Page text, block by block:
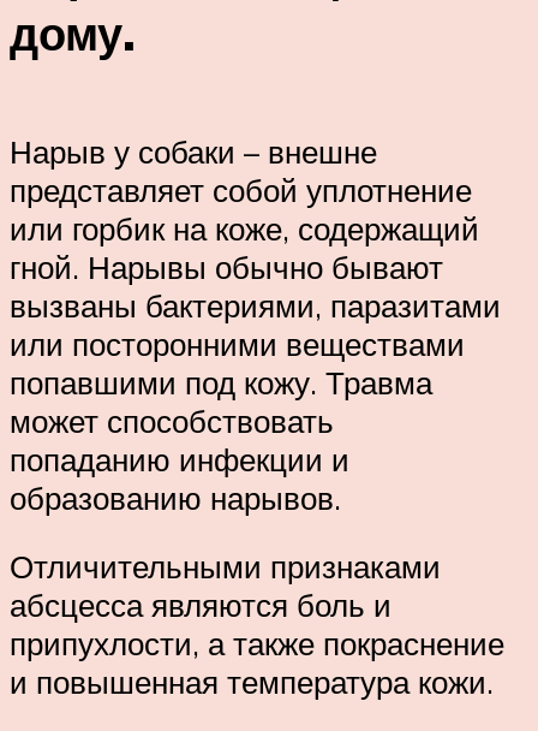
дому.
Нарыв у собаки – внешне
представляет собой уплотнение
или горбик на коже, содержащий
гной. Нарывы обычно бывают
вызваны бактериями, паразитами
или посторонними веществами
попавшими под кожу. Травма
может способствовать
попаданию инфекции и
образованию нарывов.
Отличительными признаками
абсцесса являются боль и
припухлости, а также покраснение
и повышенная температура кожи.